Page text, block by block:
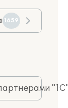
1659